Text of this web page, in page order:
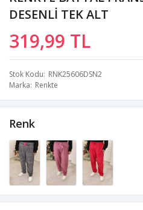
DESENLİ TEK ALT
319,99 TL
Stok Kodu RNK25606DSN2
Marka Renkte
Renk